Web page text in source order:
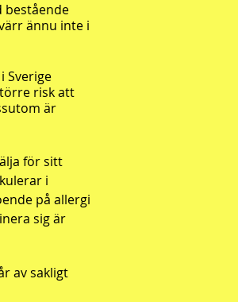
bestående
ännu inte i
Sverige
risk att
är
för sitt
i
på allergi
sig är
av sakligt